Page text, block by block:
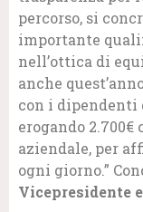
percorso, si
importante
nell’ottica di
anche
con i
erogando
aziendale, per
ogni giorno.”
Vicepresidente